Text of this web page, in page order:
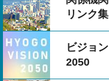
リンク集
ビジョン
2050